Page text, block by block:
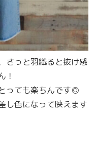
さっと羽織ると抜け感
！
っても楽ちんです◎
し色になって映えます